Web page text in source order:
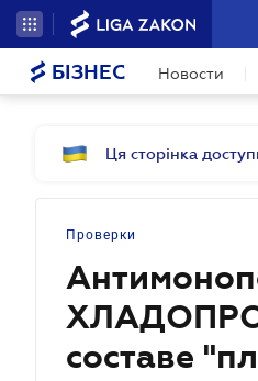
БІЗНЕС Новости
Ця сторінка
Проверки
составе